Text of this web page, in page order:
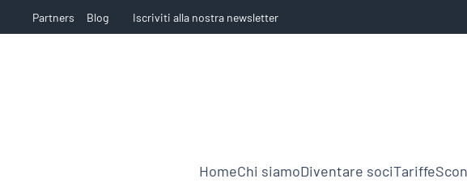
Partners Blog Iscriviti alla nostra newsletter
HomeChi siamoDiventare sociTariffe